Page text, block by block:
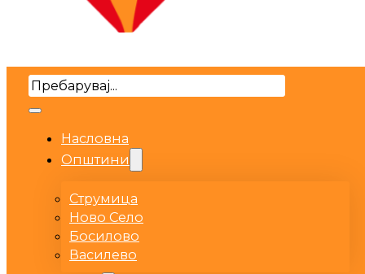
Search
Насловна
Општини
Струмица
Ново Село
Босилово
Василево